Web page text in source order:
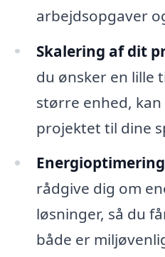
arbejdsopgaver
Skalering af dit
du ønsker en lille
større enhed, kan
projektet til dine
rådgive dig om
løsninger, så du
både er